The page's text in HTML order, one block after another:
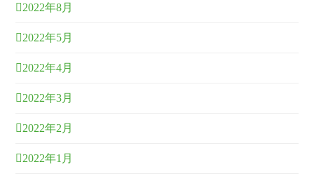
2022年8月
2022年5月
2022年4月
2022年3月
2022年2月
2022年1月